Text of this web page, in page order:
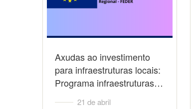
Axudas ao investimento
para infraestruturas locais:
Programa infraestruturas…
21 de abril